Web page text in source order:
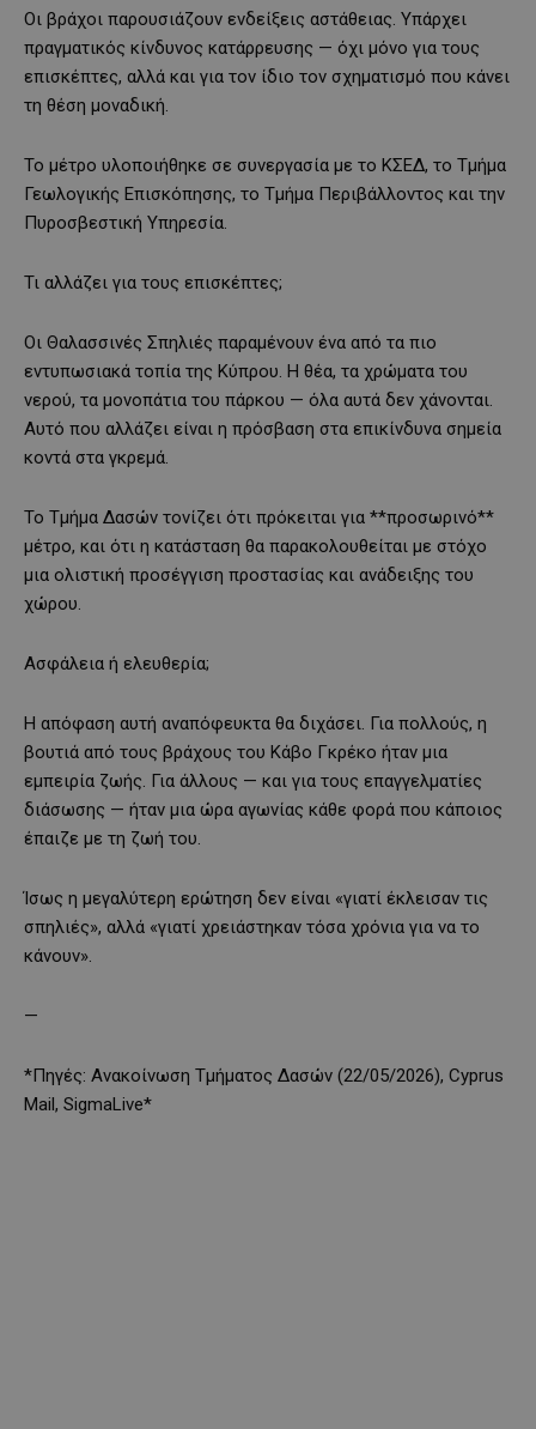
Οι βράχοι παρουσιάζουν ενδείξεις αστάθειας. Υπάρχει
πραγματικός κίνδυνος κατάρρευσης — όχι μόνο για τους
επισκέπτες, αλλά και για τον ίδιο τον σχηματισμό που κάνει
τη θέση μοναδική.
Το μέτρο υλοποιήθηκε σε συνεργασία με το ΚΣΕΔ, το Τμήμα
Γεωλογικής Επισκόπησης, το Τμήμα Περιβάλλοντος και την
Πυροσβεστική Υπηρεσία.
Τι αλλάζει για τους επισκέπτες;
Οι Θαλασσινές Σπηλιές παραμένουν ένα από τα πιο
εντυπωσιακά τοπία της Κύπρου. Η θέα, τα χρώματα του
νερού, τα μονοπάτια του πάρκου — όλα αυτά δεν χάνονται.
Αυτό που αλλάζει είναι η πρόσβαση στα επικίνδυνα σημεία
κοντά στα γκρεμά.
Το Τμήμα Δασών τονίζει ότι πρόκειται για **προσωρινό**
μέτρο, και ότι η κατάσταση θα παρακολουθείται με στόχο
μια ολιστική προσέγγιση προστασίας και ανάδειξης του
χώρου.
Ασφάλεια ή ελευθερία;
Η απόφαση αυτή αναπόφευκτα θα διχάσει. Για πολλούς, η
βουτιά από τους βράχους του Κάβο Γκρέκο ήταν μια
εμπειρία ζωής. Για άλλους — και για τους επαγγελματίες
διάσωσης — ήταν μια ώρα αγωνίας κάθε φορά που κάποιος
έπαιζε με τη ζωή του.
Ίσως η μεγαλύτερη ερώτηση δεν είναι «γιατί έκλεισαν τις
σπηλιές», αλλά «γιατί χρειάστηκαν τόσα χρόνια για να το
κάνουν».
—
*Πηγές: Ανακοίνωση Τμήματος Δασών (22/05/2026), Cyprus
Mail, SigmaLive*